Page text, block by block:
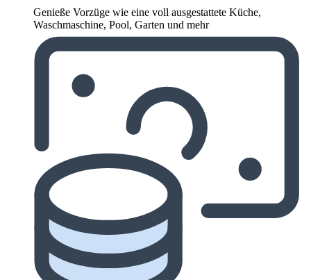
Genieße Vorzüge wie eine voll ausgestattete Küche,
Waschmaschine, Pool, Garten und mehr